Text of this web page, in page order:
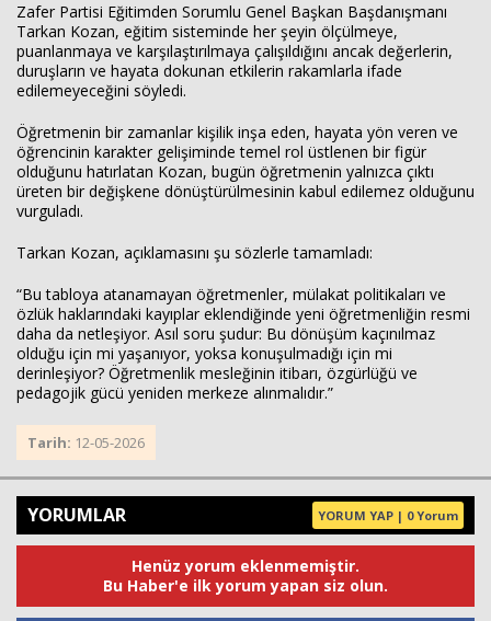
Zafer Partisi Eğitimden Sorumlu Genel Başkan Başdanışmanı
Tarkan Kozan, eğitim sisteminde her şeyin ölçülmeye,
puanlanmaya ve karşılaştırılmaya çalışıldığını ancak değerlerin,
duruşların ve hayata dokunan etkilerin rakamlarla ifade
edilemeyeceğini söyledi.
Öğretmenin bir zamanlar kişilik inşa eden, hayata yön veren ve
öğrencinin karakter gelişiminde temel rol üstlenen bir figür
olduğunu hatırlatan Kozan, bugün öğretmenin yalnızca çıktı
üreten bir değişkene dönüştürülmesinin kabul edilemez olduğunu
vurguladı.
Tarkan Kozan, açıklamasını şu sözlerle tamamladı:
“Bu tabloya atanamayan öğretmenler, mülakat politikaları ve
özlük haklarındaki kayıplar eklendiğinde yeni öğretmenliğin resmi
daha da netleşiyor. Asıl soru şudur: Bu dönüşüm kaçınılmaz
olduğu için mi yaşanıyor, yoksa konuşulmadığı için mi
derinleşiyor? Öğretmenlik mesleğinin itibarı, özgürlüğü ve
pedagojik gücü yeniden merkeze alınmalıdır.”
Tarih: 12-05-2026
YORUMLAR YORUM YAP | 0 Yorum
Henüz yorum eklenmemiştir.
Bu Haber'e ilk yorum yapan siz olun.